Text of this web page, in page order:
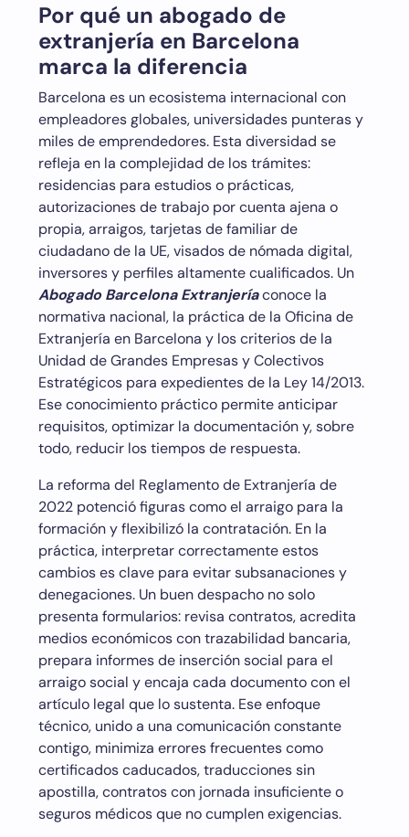
Por qué un abogado de
extranjería en Barcelona
marca la diferencia
Barcelona es un ecosistema internacional con
empleadores globales, universidades punteras y
miles de emprendedores. Esta diversidad se
refleja en la complejidad de los trámites:
residencias para estudios o prácticas,
autorizaciones de trabajo por cuenta ajena o
propia, arraigos, tarjetas de familiar de
ciudadano de la UE, visados de nómada digital,
inversores y perfiles altamente cualificados. Un
Abogado Barcelona Extranjeríaconoce la
normativa nacional, la práctica de la Oficina de
Extranjería en Barcelona y los criterios de la
Unidad de Grandes Empresas y Colectivos
Estratégicos para expedientes de la Ley 14/2013.
Ese conocimiento práctico permite anticipar
requisitos, optimizar la documentación y, sobre
todo, reducir los tiempos de respuesta.
La reforma del Reglamento de Extranjería de
2022 potenció figuras como el arraigo para la
formación y flexibilizó la contratación. En la
práctica, interpretar correctamente estos
cambios es clave para evitar subsanaciones y
denegaciones. Un buen despacho no solo
presenta formularios: revisa contratos, acredita
medios económicos con trazabilidad bancaria,
prepara informes de inserción social para el
arraigo social y encaja cada documento con el
artículo legal que lo sustenta. Ese enfoque
técnico, unido a una comunicación constante
contigo, minimiza errores frecuentes como
certificados caducados, traducciones sin
apostilla, contratos con jornada insuficiente o
seguros médicos que no cumplen exigencias.